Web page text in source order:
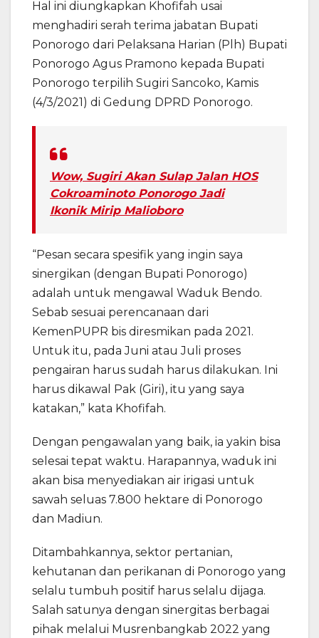
Hal ini diungkapkan Khofifah usai
menghadiri serah terima jabatan Bupati
Ponorogo dari Pelaksana Harian (Plh) Bupati
Ponorogo Agus Pramono kepada Bupati
Ponorogo terpilih Sugiri Sancoko, Kamis
(4/3/2021) di Gedung DPRD Ponorogo.
Wow, Sugiri Akan Sulap Jalan HOS
Cokroaminoto Ponorogo Jadi
Ikonik Mirip Malioboro
“Pesan secara spesifik yang ingin saya
sinergikan (dengan Bupati Ponorogo)
adalah untuk mengawal Waduk Bendo.
Sebab sesuai perencanaan dari
KemenPUPR bis diresmikan pada 2021.
Untuk itu, pada Juni atau Juli proses
pengairan harus sudah harus dilakukan. Ini
harus dikawal Pak (Giri), itu yang saya
katakan,” kata Khofifah.
Dengan pengawalan yang baik, ia yakin bisa
selesai tepat waktu. Harapannya, waduk ini
akan bisa menyediakan air irigasi untuk
sawah seluas 7.800 hektare di Ponorogo
dan Madiun.
Ditambahkannya, sektor pertanian,
kehutanan dan perikanan di Ponorogo yang
selalu tumbuh positif harus selalu dijaga.
Salah satunya dengan sinergitas berbagai
pihak melalui Musrenbangkab 2022 yang